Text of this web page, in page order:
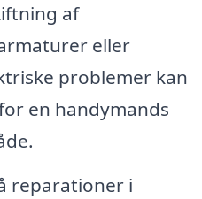
af
eller
problemer kan
en handymands
reparationer i